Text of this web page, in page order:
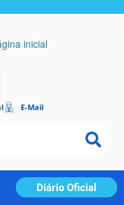
E-Mail
Diário Oficial